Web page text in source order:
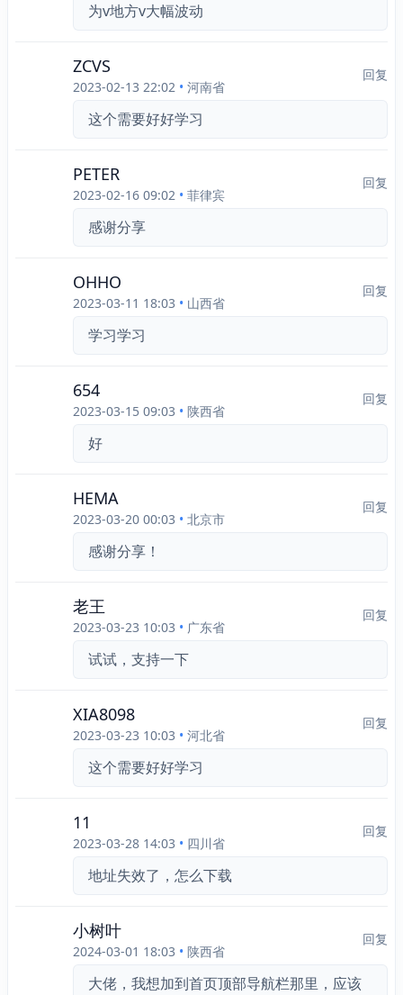
为v地方v大幅波动
ZCVS
2023-02-13 22:02 • 河南省
回复
这个需要好好学习
PETER
2023-02-16 09:02 • 菲律宾
回复
感谢分享
OHHO
2023-03-11 18:03 • 山西省
回复
学习学习
654
2023-03-15 09:03 • 陕西省
回复
好
HEMA
2023-03-20 00:03 • 北京市
回复
感谢分享！
老王
2023-03-23 10:03 • 广东省
回复
试试，支持一下
XIA8098
2023-03-23 10:03 • 河北省
回复
这个需要好好学习
11
2023-03-28 14:03 • 四川省
回复
地址失效了，怎么下载
小树叶
2024-03-01 18:03 • 陕西省
回复
大佬，我想加到首页顶部导航栏那里，应该